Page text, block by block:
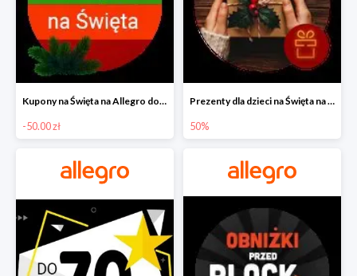
Kupony na Święta na Allegro do -50 zł
-50.00 zł
Prezenty dla dzieci na Święta na Allegro do -50%
50%